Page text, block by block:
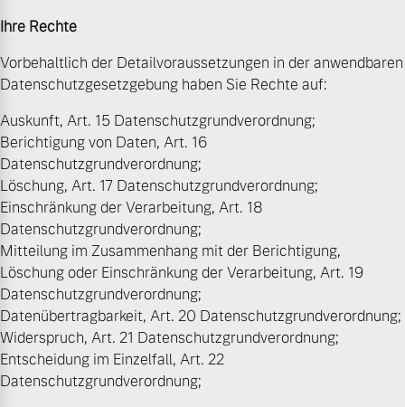
Ihre Rechte
Vorbehaltlich der Detailvoraussetzungen in der anwendbaren
Datenschutzgesetzgebung haben Sie Rechte auf:
Auskunft, Art. 15 Datenschutzgrundverordnung;
Berichtigung von Daten, Art. 16
Datenschutzgrundverordnung;
Löschung, Art. 17 Datenschutzgrundverordnung;
Einschränkung der Verarbeitung, Art. 18
Datenschutzgrundverordnung;
Mitteilung im Zusammenhang mit der Berichtigung,
Löschung oder Einschränkung der Verarbeitung, Art. 19
Datenschutzgrundverordnung;
Datenübertragbarkeit, Art. 20 Datenschutzgrundverordnung;
Widerspruch, Art. 21 Datenschutzgrundverordnung;
Entscheidung im Einzelfall, Art. 22
Datenschutzgrundverordnung;